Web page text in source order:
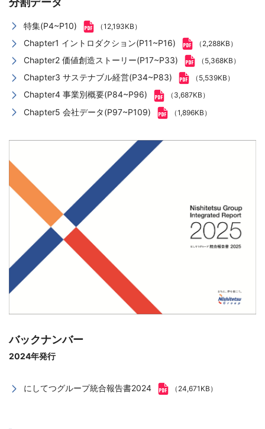
特集(P4~P10) （12,193KB）
Chapter1 イントロダクション(P11~P16) （2,288KB）
Chapter2 価値創造ストーリー(P17~P33) （5,368KB）
Chapter3 サステナブル経営(P34~P83) （5,539KB）
Chapter4 事業別概要(P84~P96) （3,687KB）
Chapter5 会社データ(P97~P109) （1,896KB）
バックナンバー
2024年発行
にしてつグループ統合報告書2024 （24,671KB）